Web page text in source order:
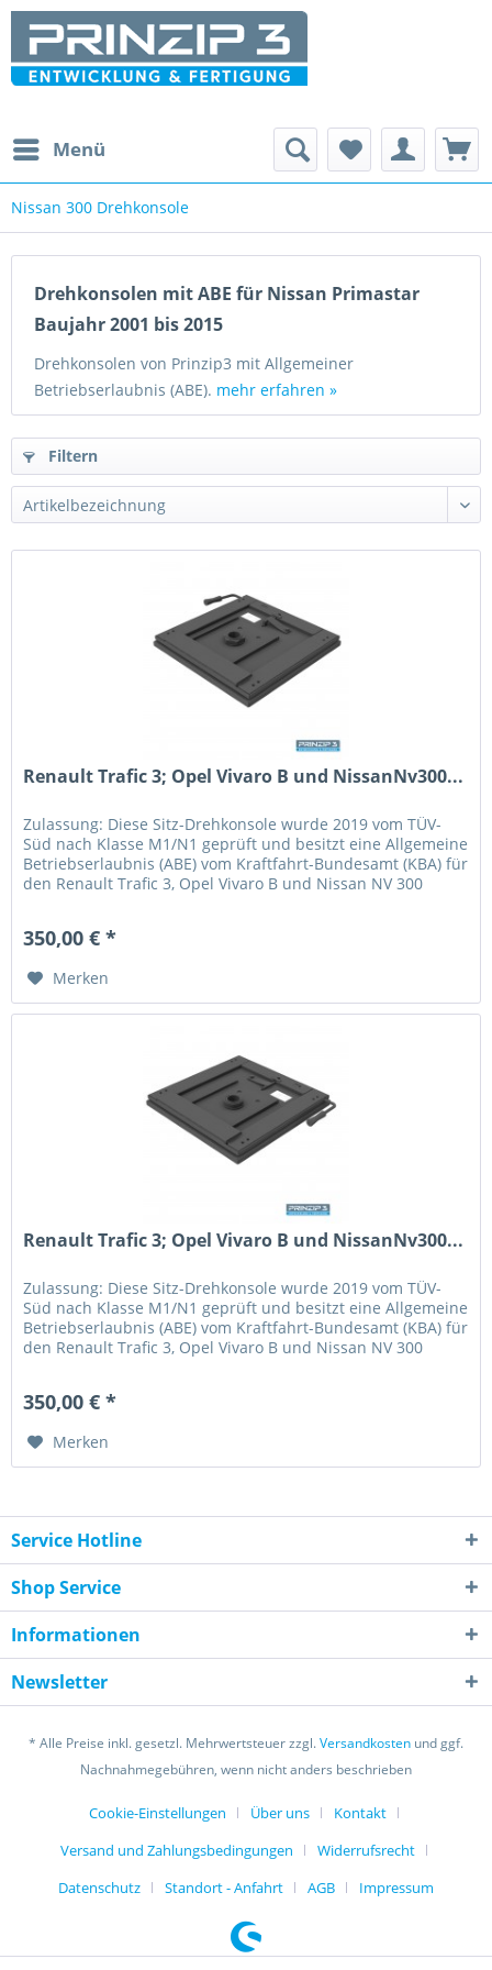
Menü
Nissan 300 Drehkonsole
Drehkonsolen mit ABE für Nissan Primastar
Baujahr 2001 bis 2015
Drehkonsolen von Prinzip3 mit Allgemeiner
Betriebserlaubnis (ABE). mehr erfahren »
Filtern
Renault Trafic 3; Opel Vivaro B und NissanNv300...
Zulassung: Diese Sitz-Drehkonsole wurde 2019 vom TÜV-
Süd nach Klasse M1/N1 geprüft und besitzt eine Allgemeine
Betriebserlaubnis (ABE) vom Kraftfahrt-Bundesamt (KBA) für
den Renault Trafic 3, Opel Vivaro B und Nissan NV 300
350,00 € *
Merken
Renault Trafic 3; Opel Vivaro B und NissanNv300...
Zulassung: Diese Sitz-Drehkonsole wurde 2019 vom TÜV-
Süd nach Klasse M1/N1 geprüft und besitzt eine Allgemeine
Betriebserlaubnis (ABE) vom Kraftfahrt-Bundesamt (KBA) für
den Renault Trafic 3, Opel Vivaro B und Nissan NV 300
350,00 € *
Merken
Service Hotline
Shop Service
Informationen
Newsletter
* Alle Preise inkl. gesetzl. Mehrwertsteuer zzgl.Versandkosten und ggf.
Nachnahmegebühren, wenn nicht anders beschrieben
Cookie-Einstellungen Über uns
Kontakt
Versand und Zahlungsbedingungen
Widerrufsrecht
Datenschutz
Standort - Anfahrt AGB Impressum